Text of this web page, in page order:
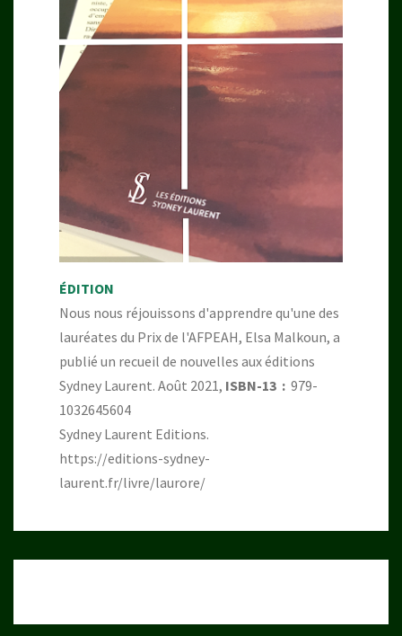
ÉDITION
Nous nous réjouissons d'apprendre qu'une des
lauréates du Prix de l'AFPEAH, Elsa Malkoun, a
publié un recueil de nouvelles aux éditions
Sydney Laurent. Août 2021,
ISBN-13 ‏ : ‎ 979-
1032645604
Sydney Laurent Editions.
https://editions-sydney-
laurent.fr/livre/laurore/